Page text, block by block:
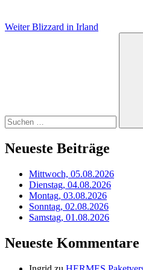
Weiter Blizzard in Irland
Neueste Beiträge
Mittwoch, 05.08.2026
Dienstag, 04.08.2026
Montag, 03.08.2026
Sonntag, 02.08.2026
Samstag, 01.08.2026
Neueste Kommentare